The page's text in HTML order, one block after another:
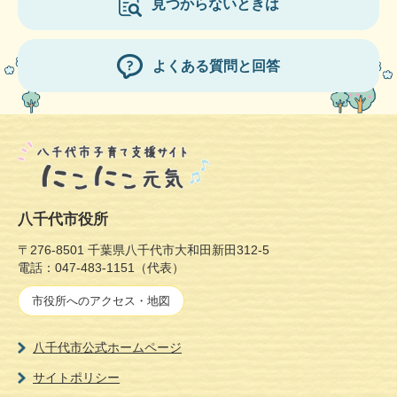
見つからないときは
よくある質問と回答
八千代市役所
〒276-8501 千葉県八千代市大和田新田312-5
電話：047-483-1151（代表）
市役所へのアクセス・地図
八千代市公式ホームページ
サイトポリシー